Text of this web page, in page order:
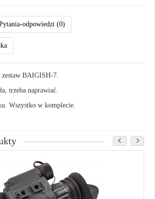
odpowiedzi (0)
zestaw BAIGISH-7.
trzeba naprawiać.
Wszystko w komplecie.